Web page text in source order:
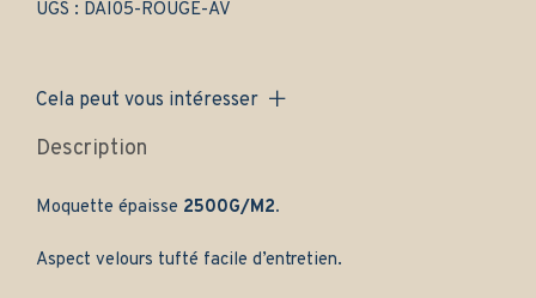
quantity
UGS : DAI05-ROUGE-AV
Cela peut vous intéresser
Description
Moquette épaisse 2500G/M2.
Aspect velours tufté facile d’entretien.